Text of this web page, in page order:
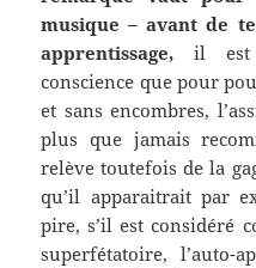
musique – avant de
apprentissage, il est
conscience que pour
et sans encombres,
plus que jamais
relève toutefois de la
qu’il apparaitrait par
pire, s’il est considéré
superfétatoire, l’auto-